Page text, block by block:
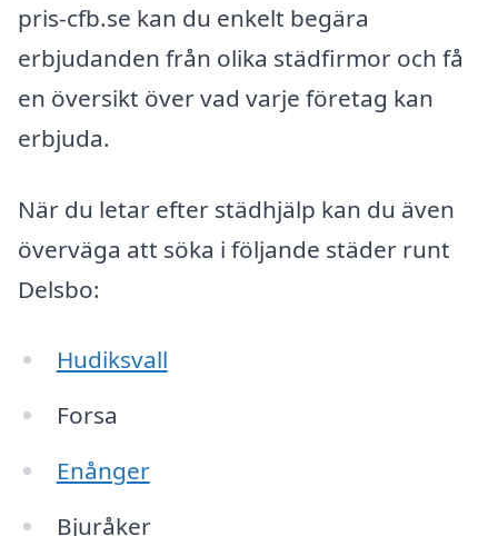
pris-cfb.se kan du enkelt begära
erbjudanden från olika städfirmor och få
en översikt över vad varje företag kan
erbjuda.
När du letar efter städhjälp kan du även
överväga att söka i följande städer runt
Delsbo:
Hudiksvall
Forsa
Enånger
Bjuråker